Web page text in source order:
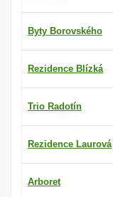
Byty Borovského
Rezidence Blízká
Trio Radotín
Rezidence Laurová
Arboret